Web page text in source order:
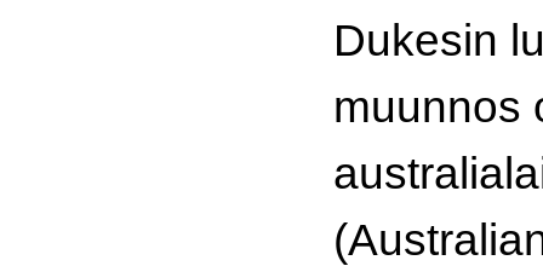
Dukesin
muunnos